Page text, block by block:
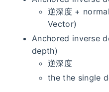
逆深度 +
Vector)
Anchored inverse
depth)
逆深度
the the single